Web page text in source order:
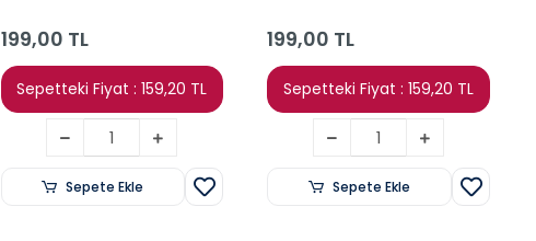
199,00 TL
Sepetteki Fiyat : 159,20 TL
Sepete Ekle
Planlayıcı Defter
199,00 TL
Sepetteki Fiyat : 159,20 TL
Sepete Ekle